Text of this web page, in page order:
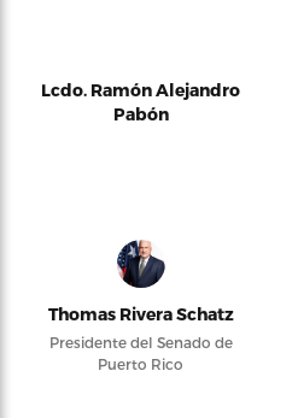
Lcdo. Ramón Alejandro
Pabón
Thomas Rivera Schatz
Presidente del Senado de
Puerto Rico